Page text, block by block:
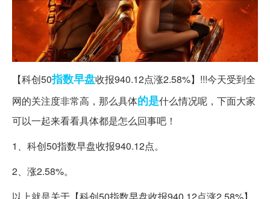
【科创50指数早盘收报940.12点涨2.58%】!!!今天受到全
网的关注度非常高，那么具体的是什么情况呢，下面大家
可以一起来看看具体都是怎么回事吧！
1、科创50指数早盘收报940.12点。
2、涨2.58%。